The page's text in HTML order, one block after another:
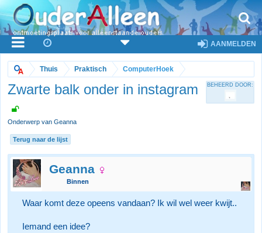
AANMELDEN
Thuis Praktisch ComputerHoek
Zwarte balk onder in instagram
Onderwerp van Geanna
BEHEERD DOOR:
Terug naar de lijst
Geanna
Binnen
Waar komt deze opeens vandaan? Ik wil wel weer kwijt..
Iemand een idee?